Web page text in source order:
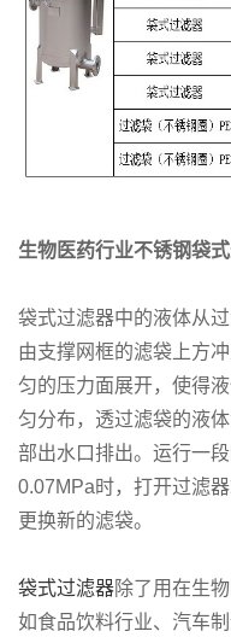
生物医药行业不锈钢袋
袋式过滤器中的液体从
由支撑网框的滤袋上方
匀的压力面展开，使得
匀分布，透过滤袋的液
部出水口排出。运行一
0.07MPa时，打开过滤
更换新的滤袋。
袋式过滤器除了用在生
如食品饮料行业、汽车